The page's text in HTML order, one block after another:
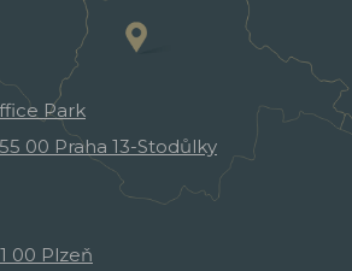
Park
00 Praha 13-Stodůlky
00 Plzeň